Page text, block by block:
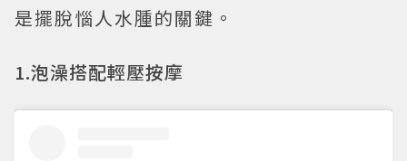
是擺脫惱人水腫的關鍵。
1.泡澡搭配輕壓按摩